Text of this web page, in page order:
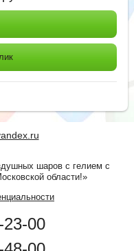
шаров с гелием с
области!»
00